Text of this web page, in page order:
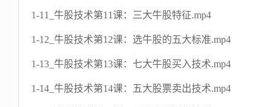
1-11_牛股技术第11课：三大牛股特征.mp4
1-12_牛股技术第12课：选牛股的五大标准.mp4
1-13_牛股技术第13课：七大牛股买入技术.mp4
1-14_牛股技术第14课：五大股票卖出技术.mp4